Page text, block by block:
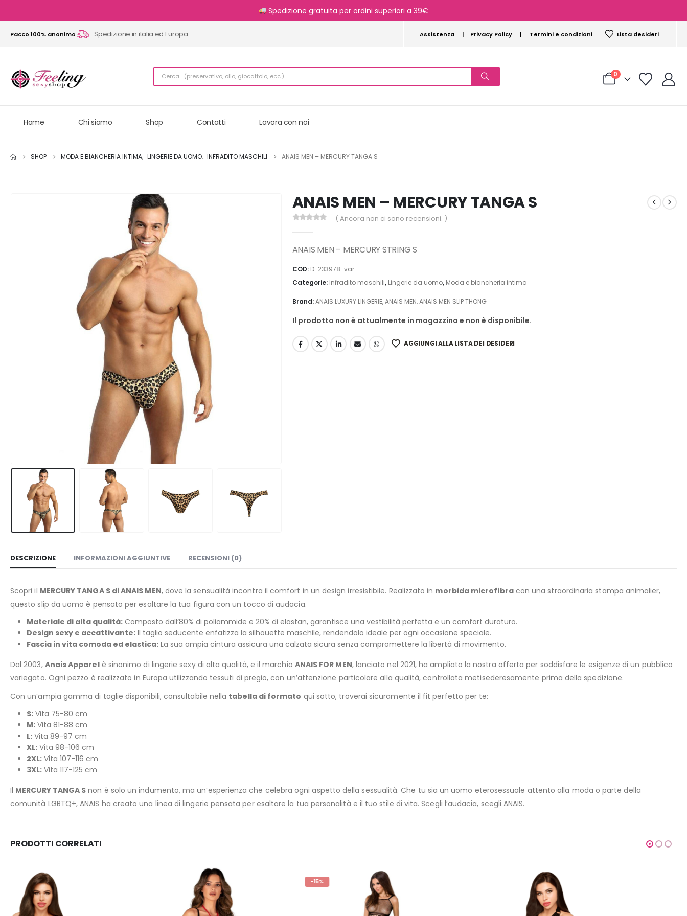
Spedizione gratuita per ordini superiori a 39€
Pacco 100% anonimo Spedizione in italia ed Europa Assistenza | Privacy Policy | Termini e condizioni Lista desideri
0
Home Chi siamo Shop Contatti Lavora con noi
SHOP MODA E BIANCHERIA INTIMA, LINGERIE DA UOMO, INFRADITO MASCHILI ANAIS MEN – MERCURY TANGA S
ANAIS MEN – MERCURY TANGA S
( Ancora non ci sono recensioni. )
ANAIS MEN – MERCURY STRING S
COD: D-233978-var
Categorie: Infradito maschili, Lingerie da uomo, Moda e biancheria intima
Brand:ANAIS LUXURY LINGERIE,ANAIS MEN,ANAIS MEN SLIP THONG
Il prodotto non è attualmente in magazzino e non è disponibile.
AGGIUNGI ALLA LISTA DEI DESIDERI
DESCRIZIONE INFORMAZIONI AGGIUNTIVE RECENSIONI (0)
Scopri il MERCURY TANGA S di ANAIS MEN, dove la sensualità incontra il comfort in un design irresistibile. Realizzato in morbida microfibracon una straordinaria stampa animalier,
questo slip da uomo è pensato per esaltare la tua figura con un tocco di audacia.
Materiale di alta qualità: Composto dall’80% di poliammide e 20% di elastan, garantisce una vestibilità perfetta e un comfort duraturo.
Design sexy e accattivante: Il taglio seducente enfatizza la silhouette maschile, rendendolo ideale per ogni occasione speciale.
Fascia in vita comoda ed elastica: La sua ampia cintura assicura una calzata sicura senza compromettere la libertà di movimento.
Dal 2003, Anais Apparelè sinonimo di lingerie sexy di alta qualità, e il marchio ANAIS FOR MEN, lanciato nel 2021, ha ampliato la nostra offerta per soddisfare le esigenze di un pubblico
variegato. Ogni pezzo è realizzato in Europa utilizzando tessuti di pregio, con un’attenzione particolare alla qualità, controllata metisederesamente prima della spedizione.
Con un’ampia gamma di taglie disponibili, consultabile nella tabella di formato qui sotto, troverai sicuramente il fit perfetto per te:
S: Vita 75-80 cm
M: Vita 81-88 cm
L: Vita 89-97 cm
XL: Vita 98-106 cm
2XL: Vita 107-116 cm
3XL: Vita 117-125 cm
Il MERCURY TANGA S non è solo un indumento, ma un’esperienza che celebra ogni aspetto della sessualità. Che tu sia un uomo eterosessuale attento alla moda o parte della
comunità LGBTQ+, ANAIS ha creato una linea di lingerie pensata per esaltare la tua personalità e il tuo stile di vita. Scegli l’audacia, scegli ANAIS.
PRODOTTI CORRELATI
-15% -15%